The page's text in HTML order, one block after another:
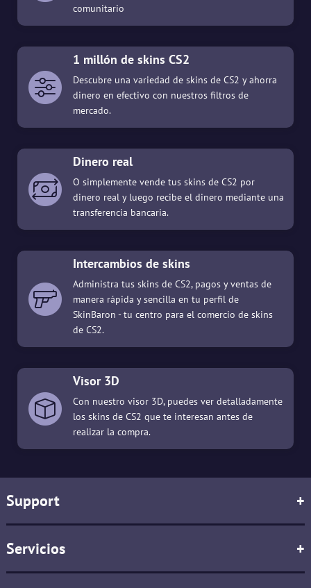
comunitario
1 millón de skins CS2
Descubre una variedad de skins de CS2 y ahorra
dinero en efectivo con nuestros filtros de
mercado.
Dinero real
O simplemente vende tus skins de CS2 por
dinero real y luego recibe el dinero mediante una
transferencia bancaria.
Intercambios de skins
Administra tus skins de CS2, pagos y ventas de
manera rápida y sencilla en tu perfil de
SkinBaron - tu centro para el comercio de skins
de CS2.
Visor 3D
Con nuestro visor 3D, puedes ver detalladamente
los skins de CS2 que te interesan antes de
realizar la compra.
Support +
Servicios +